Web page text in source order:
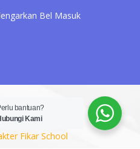
Bel Masuk
Fikar School
bantuan?
Kami